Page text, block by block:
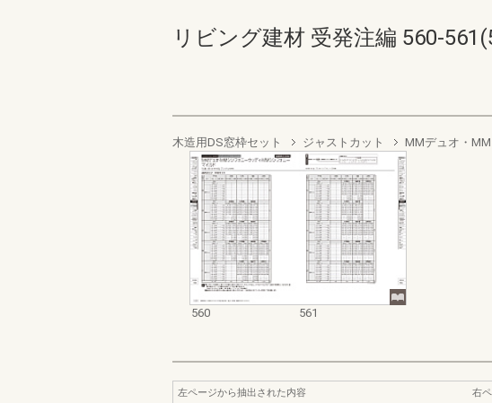
リビング建材 受発注編 560-
木造用DS窓枠セット ジャストカット MMデュオ・
560 561
左ページから抽出された内容
右